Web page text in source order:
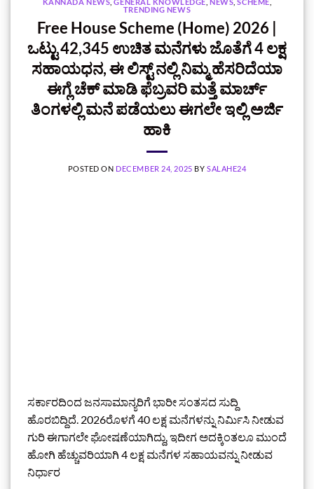
TRENDING NEWS
Free House Scheme (Home) 2026 |
ಒಟ್ಟು 42,345 ಉಚಿತ ಮನೆಗಳು ಜೊತೆಗೆ 4 ಲಕ್ಷ
ಸಹಾಯಧನ, ಈ ಲಿಸ್ಟ್‌ ನಲ್ಲಿ ನಿಮ್ಮ ಹೆಸರಿದೆಯಾ
ಈಗ್ಲೆ ಚೆಕ್‌ ಮಾಡಿ ಫೆಬ್ರವರಿ ಮತ್ತೆ ಮಾರ್ಚ್
ತಿಂಗಳಲ್ಲಿ ಮನೆ ಪಡೆಯಲು ಈಗಲೇ ಇಲ್ಲಿ ಅರ್ಜಿ
ಹಾಕಿ
POSTED ON DECEMBER 24, 2025 BY SALAHE24
ಸರ್ಕಾರದಿಂದ ಜನಸಾಮಾನ್ಯರಿಗೆ ಭಾರೀ ಸಂತಸದ ಸುದ್ದಿ
ಹೊರಬಿದ್ದಿದೆ. 2026ರೊಳಗೆ 40 ಲಕ್ಷ ಮನೆಗಳನ್ನು ನಿರ್ಮಿಸಿ ನೀಡುವ
ಗುರಿ ಈಗಾಗಲೇ ಘೋಷಣೆಯಾಗಿದ್ದು, ಇದೀಗ ಅದಕ್ಕಿಂತಲೂ ಮುಂದೆ
ಹೋಗಿ ಹೆಚ್ಚುವರಿಯಾಗಿ 4 ಲಕ್ಷ ಮನೆಗಳ ಸಹಾಯವನ್ನು ನೀಡುವ
ನಿರ್ಧಾರ